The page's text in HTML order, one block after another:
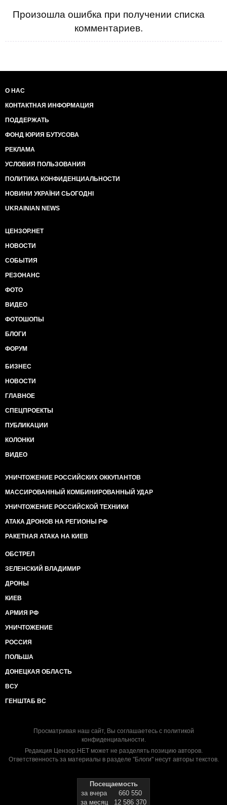
Произошла ошибка при получении списка
комментариев.
О НАС
КОНТАКТНАЯ ИНФОРМАЦИЯ
ПОДДЕРЖАТЬ
ФОНД ЮРИЯ БУТУСОВА
РЕКЛАМА
УСЛОВИЯ ПОЛЬЗОВАНИЯ
ПОЛИТИКА КОНФИДЕНЦИАЛЬНОСТИ
НОВИНИ УКРАЇНИ СЬОГОДНІ
UKRAINIAN NEWS
ЦЕНЗОР.НЕТ
НОВОСТИ
СОБЫТИЯ
РЕЗОНАНС
ФОТО
ВИДЕО
ФОТОШОПЫ
БЛОГИ
ФОРУМ
БИЗНЕС
НОВОСТИ
ГЛАВНОЕ
СПЕЦПРОЕКТЫ
ПУБЛИКАЦИИ
КОЛОНКИ
ВИДЕО
УНИЧТОЖЕНИЕ РОССИЙСКИХ ОККУПАНТОВ
МАССИРОВАННЫЙ КОМБИНИРОВАННЫЙ УДАР
УНИЧТОЖЕНИЕ РОССИЙСКОЙ ТЕХНИКИ
АТАКА ДРОНОВ НА РЕГИОНЫ РФ
РАКЕТНАЯ АТАКА НА КИЕВ
ОБСТРЕЛ
ЗЕЛЕНСКИЙ ВЛАДИМИР
ДРОНЫ
КИЕВ
АРМИЯ РФ
УНИЧТОЖЕНИЕ
РОССИЯ
ПОЛЬША
ДОНЕЦКАЯ ОБЛАСТЬ
ВСУ
ГЕНШТАБ ВС
Просматривая наш сайт, Вы соглашаетесь с политикой
конфиденциальности.
Редакция Цензор.НЕТ может не разделять позицию авторов.
Ответственность за материалы в разделе "Блоги" несут авторы текстов.
Посещаемость
за вчера
660 550
за месяц
12 586 370